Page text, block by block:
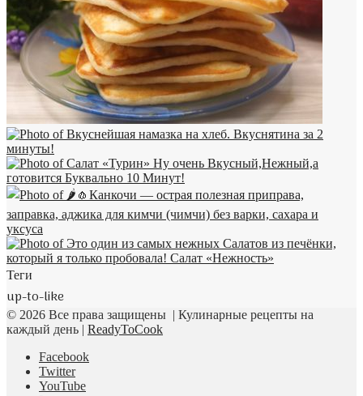
Теги
up-to-like
© 2026 Все права защищены | Кулинарные рецепты на
каждый день | ReadyToCook
Facebook
Twitter
YouTube